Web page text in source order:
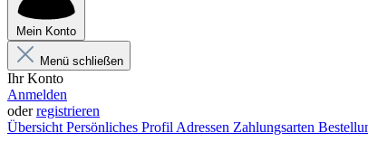
Mein Konto
Menü schließen
Ihr Konto
Anmelden
oderregistrieren
Übersicht Persönliches Profil Adressen Zahlungsarten